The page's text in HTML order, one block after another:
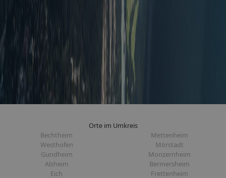
Orte im Umkreis
Bechtheim
Mettenheim
Westhofen
Mörstadt
Gundheim
Monzernheim
Alsheim
Bermersheim
Eich
Frettenheim